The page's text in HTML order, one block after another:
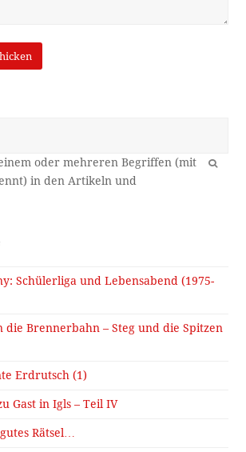
OK
Schülerliga und Lebensabend (1975-
die Brennerbahn – Steg und die Spitzen
Erdrutsch (1)
Gast in Igls – Teil IV
Rätsel…